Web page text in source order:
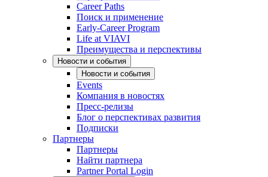
Career Paths
Поиск и применение
Early-Career Program
Life at VIAVI
Преимущества и перспективы
Новости и события
Новости и события
Events
Компания в новостях
Пресс-релизы
Блог о перспективах развития
Подписки
Партнеры
Партнеры
Найти партнера
Partner Portal Login